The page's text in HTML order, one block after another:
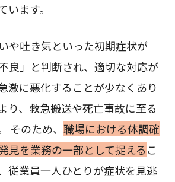
います。
や吐き気といった初期症状が
良」と判断され、適切な対応が
激に悪化することが少なくあり
り、救急搬送や死亡事故に至る
そのため、 職場における体調確
見を業務の一部として捉える こ
従業員一人ひとりが症状を見逃